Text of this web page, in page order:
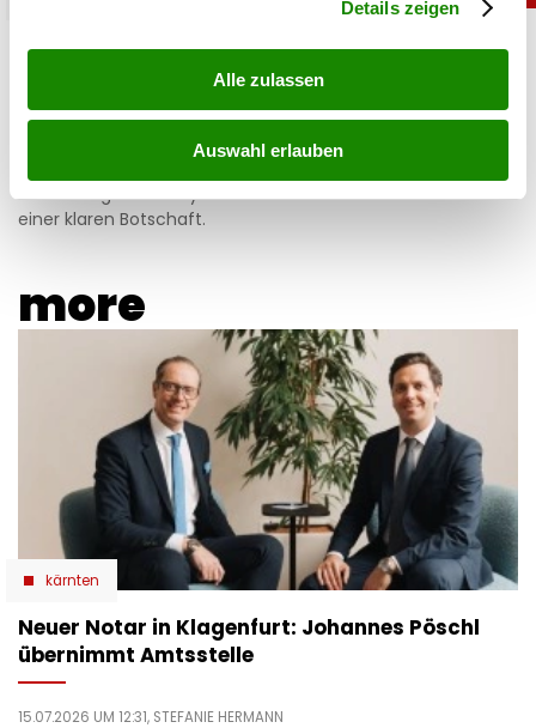
Details zeigen
Alle zulassen
Auswahl erlauben
Simone mit Ansage auf Instagram: „Komm nie
ihrer Instagram-Story verabschiedet sie den Sommer mit
einer klaren Botschaft.
more
kärnten
Neuer Notar in Klagenfurt: Johannes Pöschl
übernimmt Amtsstelle
15.07.2026 UM 12:31, STEFANIE HERMANN